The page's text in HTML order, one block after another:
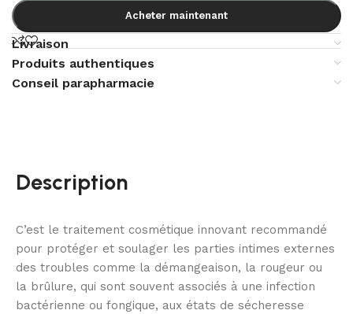
Acheter maintenant
Livraison
Produits authentiques
Conseil parapharmacie
Description
C’est le traitement cosmétique innovant recommandé
pour protéger et soulager les parties intimes externes
des troubles comme la démangeaison, la rougeur ou
la brûlure, qui sont souvent associés à une infection
bactérienne ou fongique, aux états de sécheresse